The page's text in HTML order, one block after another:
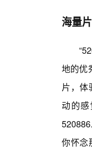
海量
地的优
片，体
动的
你怀念